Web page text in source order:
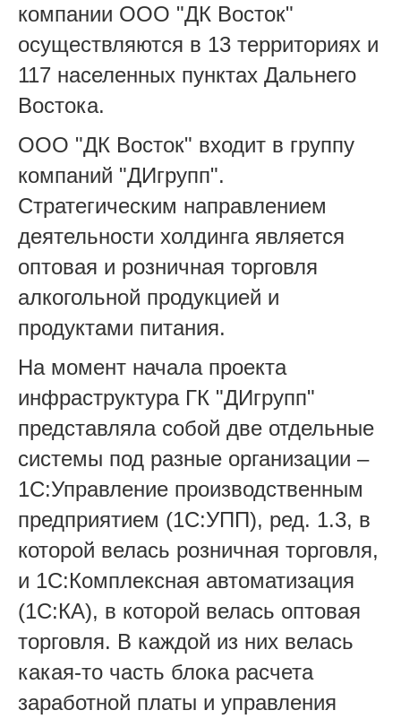
компании ООО "ДК Восток"
осуществляются в 13 территориях и
117 населенных пунктах Дальнего
Востока.
ООО "ДК Восток" входит в группу
компаний "ДИгрупп".
Стратегическим направлением
деятельности холдинга является
оптовая и розничная торговля
алкогольной продукцией и
продуктами питания.
На момент начала проекта
инфраструктура ГК "ДИгрупп"
представляла собой две отдельные
системы под разные организации –
1С:Управление производственным
предприятием (1С:УПП), ред. 1.3, в
которой велась розничная торговля,
и 1С:Комплексная автоматизация
(1С:КА), в которой велась оптовая
торговля. В каждой из них велась
какая-то часть блока расчета
заработной платы и управления